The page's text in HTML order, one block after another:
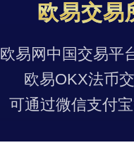
欧易交易
欧易网中国交易平
欧易OKX法币
可通过微信支付